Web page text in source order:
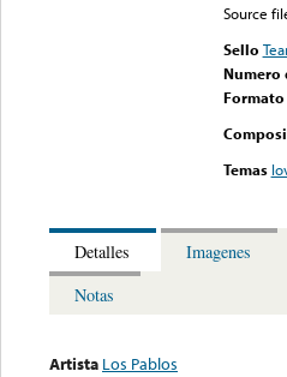
Source
Sello
Numero
Temas
Detalles
Imagenes
Notas
Artista Los Pablos